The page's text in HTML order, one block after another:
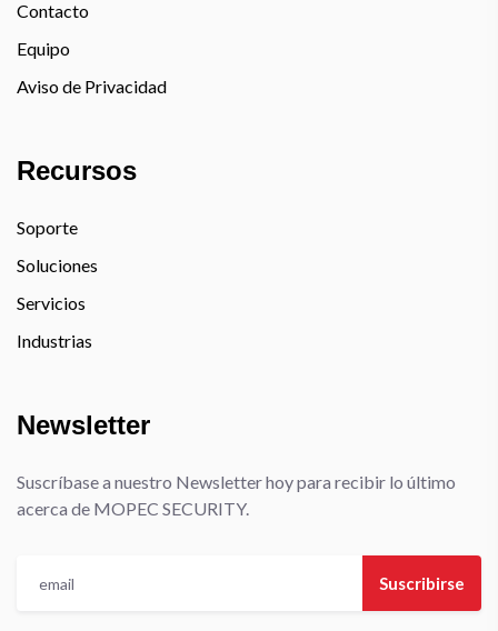
Contacto
Equipo
Aviso de Privacidad
Recursos
Soporte
Soluciones
Servicios
Industrias
Newsletter
Suscríbase a nuestro Newsletter hoy para recibir lo último
acerca de MOPEC SECURITY.
Suscribirse